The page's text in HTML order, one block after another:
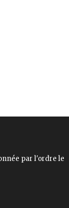
par l'ordre le